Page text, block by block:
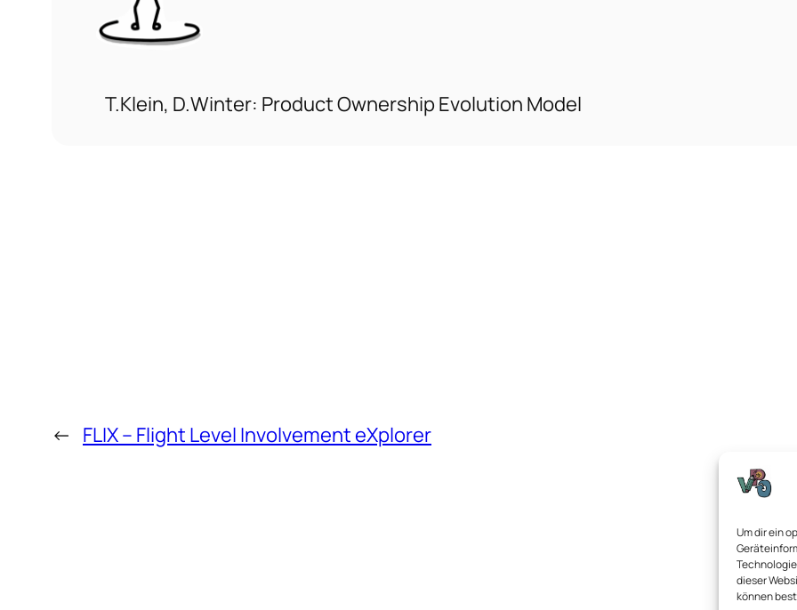
Um dir ein
dieser
können
T.Klein, D.Winter: Product Ownership Evolution Model
← FLIX – Flight Level Involvement eXplorer